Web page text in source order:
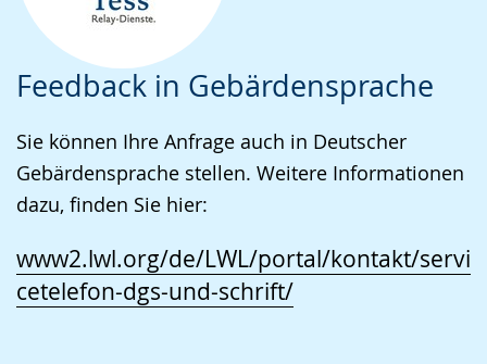
Feedback in Gebärdensprache
Sie können Ihre Anfrage auch in Deutscher
Gebärdensprache stellen. Weitere Informationen
dazu, finden Sie hier:
www2.lwl.org/de/LWL/portal/kontakt/servi
cetelefon-dgs-und-schrift/